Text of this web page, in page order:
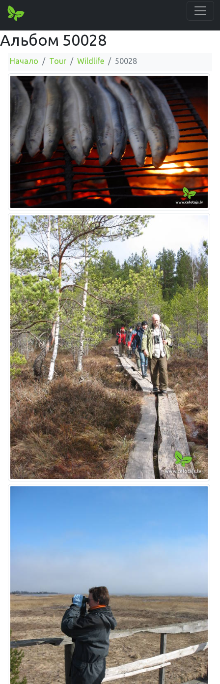
Альбом 50028
Начало Tour Wildlife 50028